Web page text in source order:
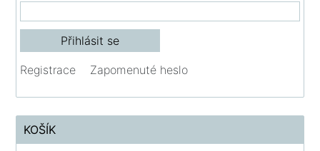
Registrace Zapomenuté heslo
KOŠÍK